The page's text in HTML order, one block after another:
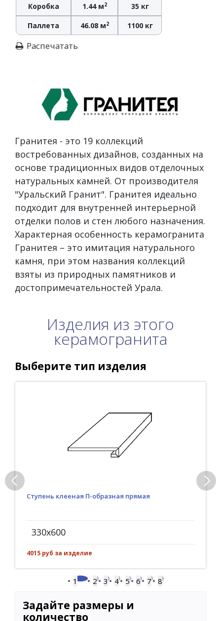
Коробка 1.44 м2 35 кг
Паллета 46.08 м2 1100 кг
Распечатать
Гранитея - это 19 коллекций
востребованных дизайнов, созданных на
основе традиционных видов отделочных
натуральных камней. От производителя
"Уральский Гранит". Гранитея идеально
подходит для внутренней интерьерной
отделки полов и стен любого назначения.
Характерная особенность керамогранита
Гранитея – это имитация натурального
камня, при этом названия коллекций
взяты из природных памятников и
достопримечательностей Урала.
Изделия из этого
керамогранита
Выберите тип изделия
Ступень клееная П-образная прямая
330x600
4015 руб за изделие
1 2 3 4 5 6 7 8
Задайте размеры и
количество